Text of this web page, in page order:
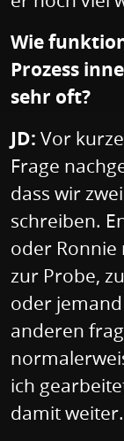
Wie
Prozess
sehr oft?
JD: Vor
Frage
dass wir
schreiben.
oder Ronnie
zur Probe,
oder
anderen
ich
damit weiter.